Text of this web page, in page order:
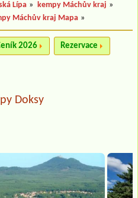
Lípa » kempy Máchův kraj »
Máchův kraj Mapa »
2026 Rezervace
Doksy